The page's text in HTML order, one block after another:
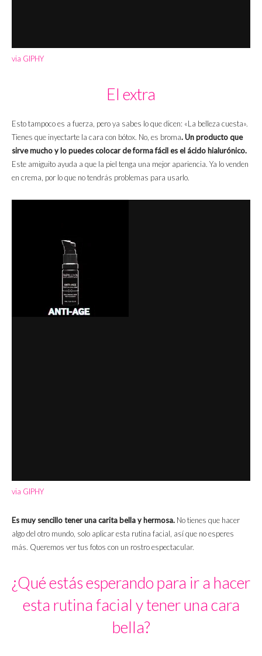
via GIPHY
El extra
Esto tampoco es a fuerza, pero ya sabes lo que dicen: «La belleza cuesta».
Tienes que inyectarte la cara con bótox. No, es broma. Un producto que
sirve mucho y lo puedes colocar de forma fácil es el ácido hialurónico.
Este amiguito ayuda a que la piel tenga una mejor apariencia. Ya lo venden
en crema, por lo que no tendrás problemas para usarlo.
via GIPHY
Es muy sencillo tener una carita bella y hermosa. No tienes que hacer
algo del otro mundo, solo aplicar esta rutina facial, así que no esperes
más. Queremos ver tus fotos con un rostro espectacular.
¿Qué estás esperando para ir a hacer
esta rutina facial y tener una cara
bella?